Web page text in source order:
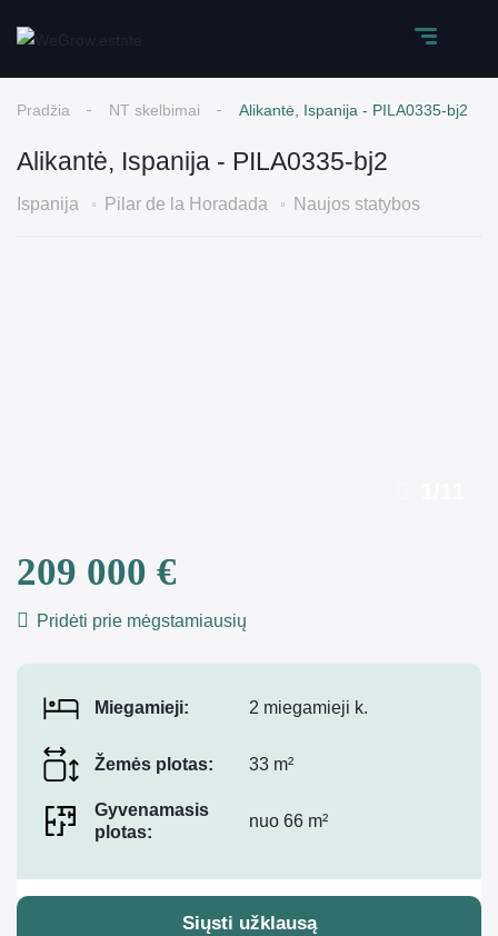
Pradžia NT skelbimai Alikantė, Ispanija - PILA0335-bj2
Alikantė, Ispanija - PILA0335-bj2
Ispanija Pilar de la Horadada Naujos statybos
209 000 €
Pridėti prie mėgstamiausių
Miegamieji: 2 miegamieji k.
Žemės plotas: 33 m²
Gyvenamasis
plotas:
nuo 66 m²
Siųsti užklausą